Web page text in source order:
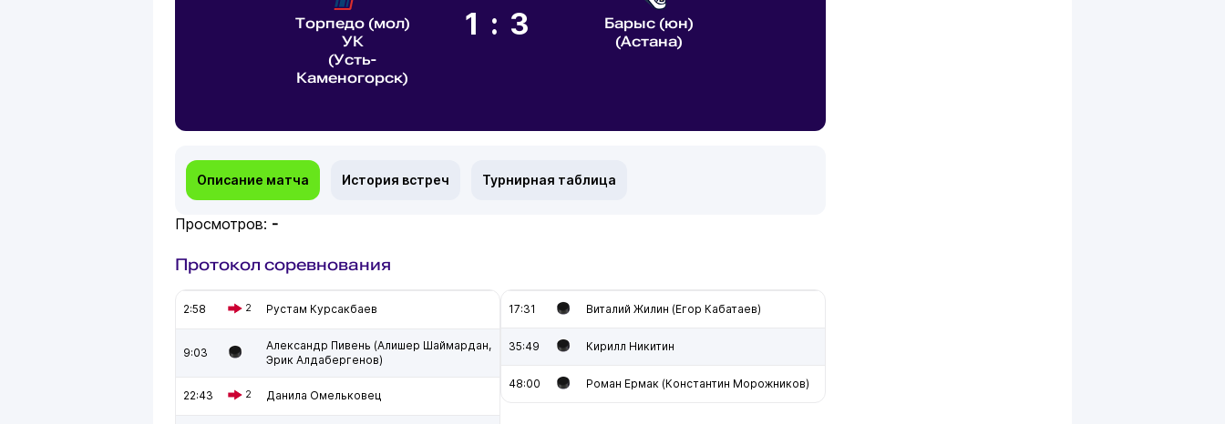
Торпедо (мол)
УК
(Усть-
Каменогорск)
1:3
Барыс (юн)
(Астана)
Описание матча История встреч Турнирная таблица
Просмотров: -
Протокол соревнования
2:58 2 Рустам Курсакбаев
9:03
Александр Пивень (Алишер Шаймардан,
Эрик Алдабергенов)
22:43 2 Данила Омельковец
17:31 Виталий Жилин (Егор Кабатаев)
35:49 Кирилл Никитин
48:00 Роман Ермак (Константин Морожников)